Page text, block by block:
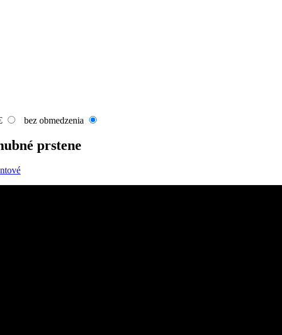
bez obmedzenia
prstene